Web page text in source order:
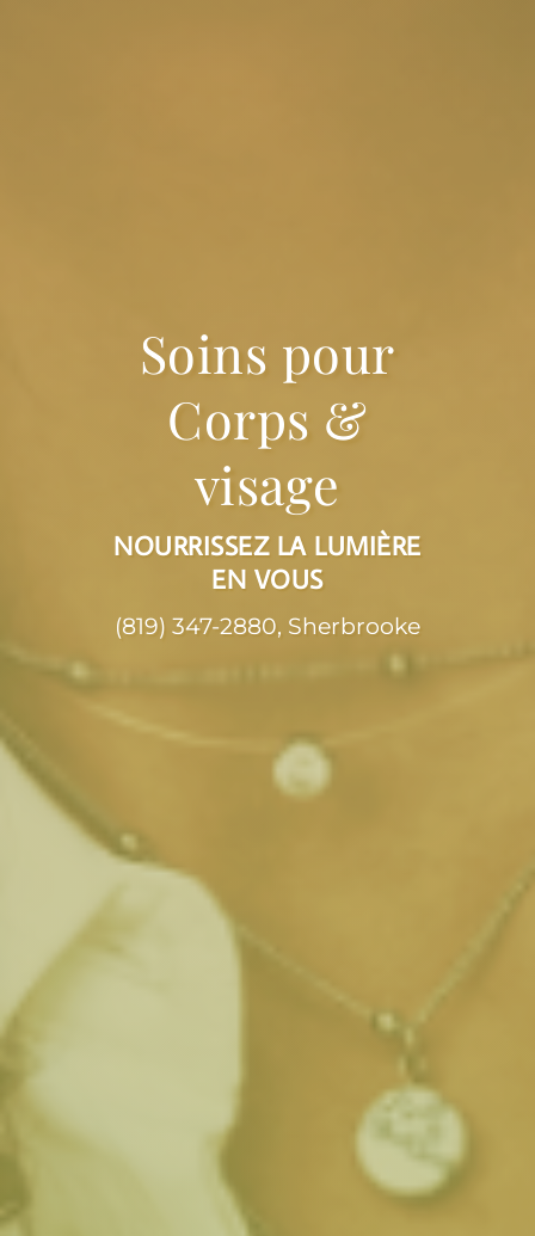
Soins pour
Corps &
visage
NOURRISSEZ LA LUMIÈRE
EN VOUS
(819) 347-2880, Sherbrooke